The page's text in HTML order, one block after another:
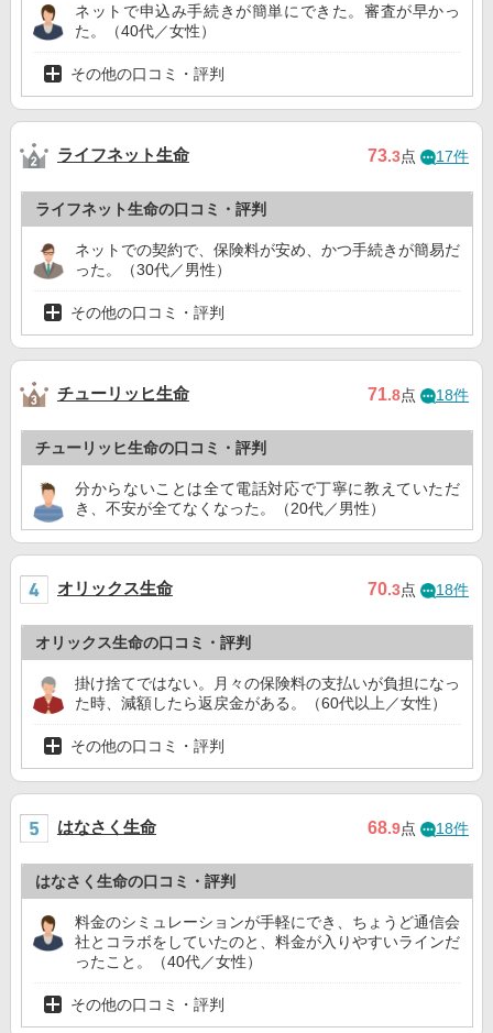
ネットで申込み手続きが簡単にできた。審査が早かっ
た。（40代／女性）
その他の口コミ・評判
ライフネット生命 73.3点 17件
ライフネット生命の口コミ・評判
ネットでの契約で、保険料が安め、かつ手続きが簡易だ
った。（30代／男性）
その他の口コミ・評判
チューリッヒ生命 71.8点 18件
チューリッヒ生命の口コミ・評判
分からないことは全て電話対応で丁寧に教えていただ
き、不安が全てなくなった。（20代／男性）
オリックス生命 70.3点 18件
オリックス生命の口コミ・評判
掛け捨てではない。月々の保険料の支払いが負担になっ
た時、減額したら返戻金がある。（60代以上／女性）
その他の口コミ・評判
はなさく生命 68.9点 18件
はなさく生命の口コミ・評判
料金のシミュレーションが手軽にでき、ちょうど通信会
社とコラボをしていたのと、料金が入りやすいラインだ
ったこと。（40代／女性）
その他の口コミ・評判